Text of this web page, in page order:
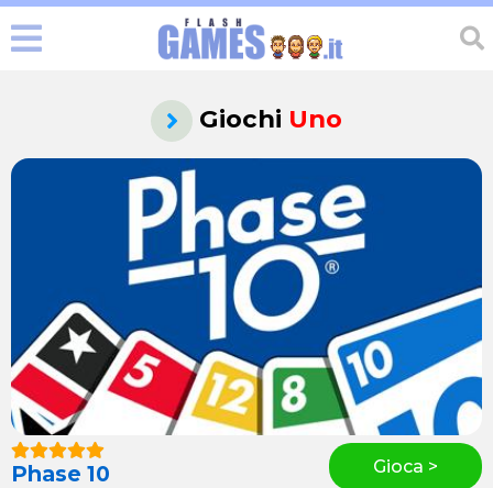
Giochi Uno
Phase 10 Gioca >